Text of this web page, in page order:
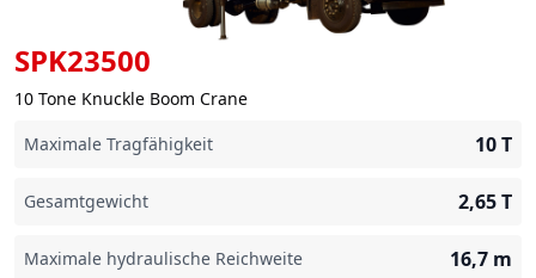
SPK23500
10 Tone Knuckle Boom Crane
Maximale Tragfähigkeit
10T
Gesamtgewicht 2,65T
Maximale hydraulische Reichweite 16,7 m